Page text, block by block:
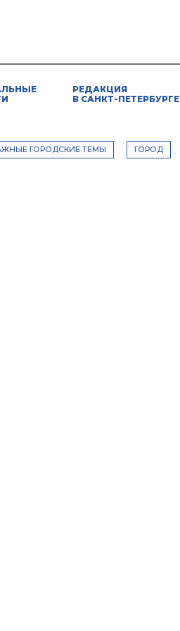
РЕДАКЦИЯ
В САНКТ-ПЕТЕРБУРГЕ
ГОРОДСКИЕ ТЕМЫ ГОРОД